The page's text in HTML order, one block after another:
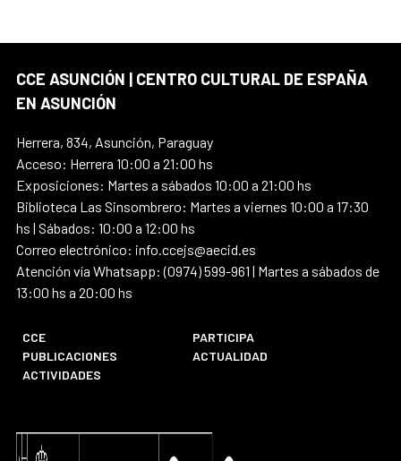
CCE ASUNCIÓN | CENTRO CULTURAL DE ESPAÑA
EN ASUNCIÓN
Herrera, 834, Asunción, Paraguay
Acceso: Herrera 10:00 a 21:00 hs
Exposiciones: Martes a sábados 10:00 a 21:00 hs
Biblioteca Las Sinsombrero: Martes a viernes 10:00 a 17:30
hs | Sábados: 10:00 a 12:00 hs
Correo electrónico: info.ccejs@aecid.es
Atención vía Whatsapp: (0974) 599-961 | Martes a sábados de
13:00 hs a 20:00 hs
CCE
PARTICIPA
PUBLICACIONES
ACTUALIDAD
ACTIVIDADES